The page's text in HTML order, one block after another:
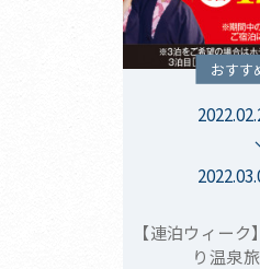
おすす
【連泊ウィー
り温泉